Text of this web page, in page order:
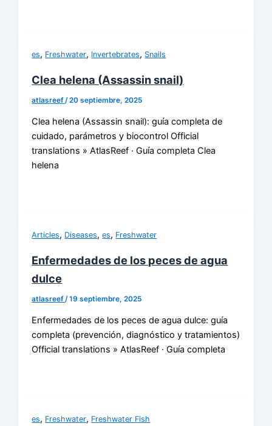
es, Freshwater, Invertebrates, Snails
Clea helena (Assassin snail)
atlasreef /20 septiembre, 2025
Clea helena (Assassin snail): guía completa de
cuidado, parámetros y biocontrol Official
translations » AtlasReef · Guía completa Clea
helena
Articles, Diseases,es, Freshwater
Enfermedades de los peces de agua
dulce
atlasreef/19 septiembre, 2025
Enfermedades de los peces de agua dulce: guía
completa (prevención, diagnóstico y tratamientos)
Official translations » AtlasReef · Guía completa
es, Freshwater, Freshwater Fish